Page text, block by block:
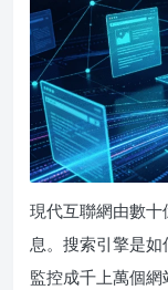
現代互聯網由數
息。搜索引擎是
監控成千上萬個